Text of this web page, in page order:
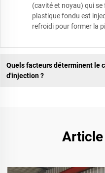
(cavité et noyau) qui se
plastique fondu est
refroidi pour former la
Quels facteurs déterminent le
d'injection ?